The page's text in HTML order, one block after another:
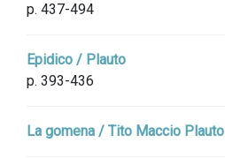
p. 437-494
Epidico / Plauto
p. 393-436
La gomena / Tito Maccio Plauto